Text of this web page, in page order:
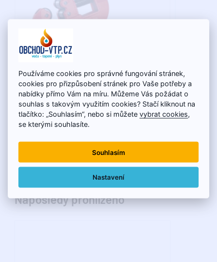
Rezač rúrok s odhrotovačom EXTOL
Premium, rozsah 3 - 30mm
13,77€
medi
Naposledy prohlíženo
Používáme cookies pro správné fungování stránek,
cookies pro přizpůsobení stránek pro Vaše potřeby a
nabídky přímo Vám na míru. Můžeme Vás požádat o
souhlas s takovým využitím cookies? Stačí kliknout na
tlačítko: „Souhlasím“, nebo si můžetevybrat cookies,
se kterými souhlasíte.
Souhlasím
Nastavení